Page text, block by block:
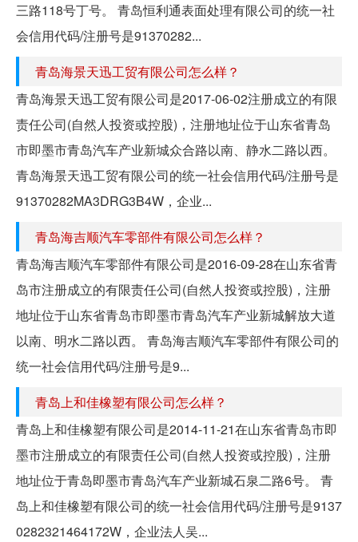
三路118号丁号。 青岛恒利通表面处理有限公司的统一社
会信用代码/注册号是91370282...
青岛海景天迅工贸有限公司怎么样？
青岛海景天迅工贸有限公司是2017-06-02注册成立的有限
责任公司(自然人投资或控股)，注册地址位于山东省青岛
市即墨市青岛汽车产业新城众合路以南、静水二路以西。
青岛海景天迅工贸有限公司的统一社会信用代码/注册号是
91370282MA3DRG3B4W，企业...
青岛海吉顺汽车零部件有限公司怎么样？
青岛海吉顺汽车零部件有限公司是2016-09-28在山东省青
岛市注册成立的有限责任公司(自然人投资或控股)，注册
地址位于山东省青岛市即墨市青岛汽车产业新城解放大道
以南、明水二路以西。 青岛海吉顺汽车零部件有限公司的
统一社会信用代码/注册号是9...
青岛上和佳橡塑有限公司怎么样？
青岛上和佳橡塑有限公司是2014-11-21在山东省青岛市即
墨市注册成立的有限责任公司(自然人投资或控股)，注册
地址位于青岛即墨市青岛汽车产业新城石泉二路6号。 青
岛上和佳橡塑有限公司的统一社会信用代码/注册号是9137
0282321464172W，企业法人吴...